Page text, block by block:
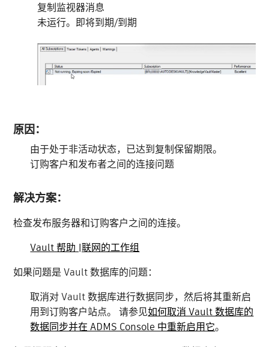
复制监视器消息
未运行。即将到期/到期
原因：
由于处于非活动状态，已达到复制保留期限。
订购客户和发布者之间的连接问题
解决方案：
检查发布服务器和订购客户之间的连接。
Vault 帮助 |联网的工作组
如果问题是 Vault 数据库的问题：
取消对 Vault 数据库进行数据同步，然后将其重新启
用到订购客户站点。 请参见如何取消 Vault 数据库的
数据同步并在 ADMS Console 中重新启用它。